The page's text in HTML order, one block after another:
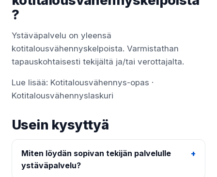
?
Ystäväpalvelu on yleensä
kotitalousvähennyskelpoista. Varmistathan
tapauskohtaisesti tekijältä ja/tai verottajalta.
Lue lisää: Kotitalousvähennys-opas ·
Kotitalousvähennyslaskuri
Usein kysyttyä
Miten löydän sopivan tekijän palvelulle
ystäväpalvelu?